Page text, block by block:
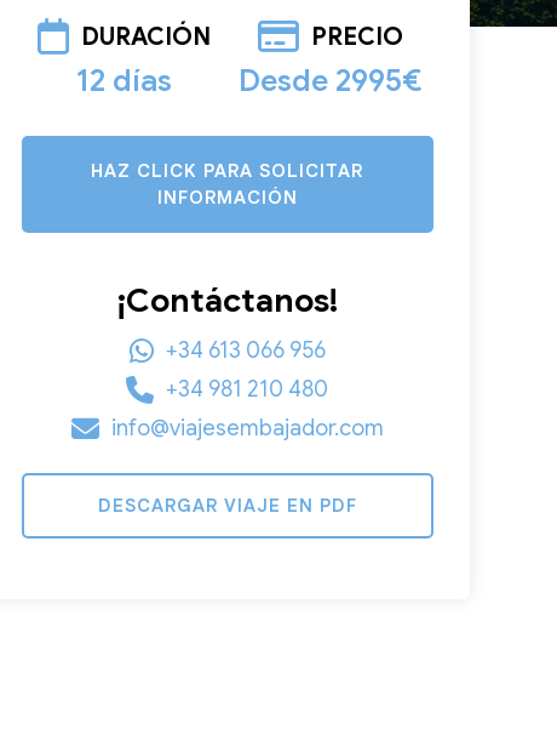
DURACIÓN
12 días
PRECIO
Desde 2995€
HAZ CLICK PARA SOLICITAR
INFORMACIÓN
¡Contáctanos!
+34 613 066 956
+34 981 210 480
info@viajesembajador.com
DESCARGAR VIAJE EN PDF